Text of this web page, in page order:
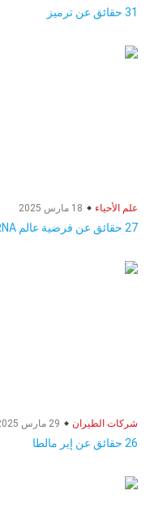
31 حقائق عن ترميز
علم الأحياء
27 حقائق عن فرضية عالم RNA
شركات الطيران
26 حقائق عن إير مالطا